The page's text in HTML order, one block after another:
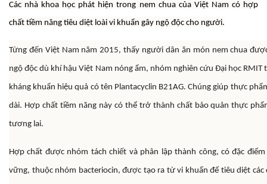
Các nhà khoa học phát hiện trong nem chua của Việt Nam có hợp
chất tiềm năng tiêu diệt loài vi khuẩn gây ngộ độc cho người.
Từng đến Việt Nam năm 2015, thấy người dân ăn món nem chua
ngộ độc dù khí hậu Việt Nam nóng ẩm, nhóm nghiên cứu Đại học
kháng khuẩn hiệu quả có tên Plantacyclin B21AG. Chúng giúp thực
dài. Hợp chất tiềm năng này có thể trở thành chất bảo quản thực
tương lai.
Hợp chất được nhóm tách chiết và phân lập thành công, có đặc
vững, thuộc nhóm bacteriocin, được tạo ra từ vi khuẩn để tiêu diệt các